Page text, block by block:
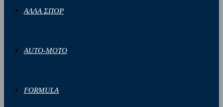
ΑΛΛΑ ΣΠΟΡ
AUTO-MOTO
FORMULA